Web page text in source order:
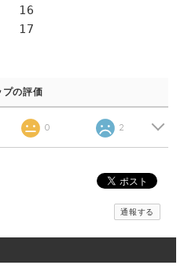
16
17
プの評価
0 2
通報する